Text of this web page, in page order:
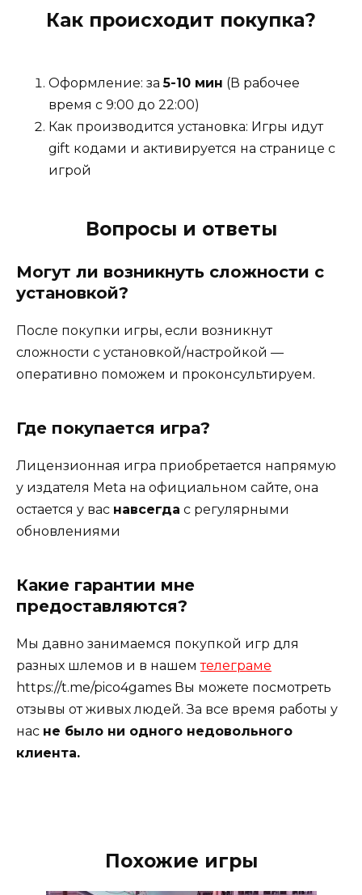
виртуальной реальности, позволяя создать
свое собственное райское место на этом
Как происходит покупка?
Оформление: за5-10 мин (В рабочее
время с 9:00 до 22:00)
Как производится установка: Игры идут
gift кодами и активируется на странице с
игрой
Вопросы и ответы
Могут ли возникнуть сложности с
установкой?
После покупки игры, если возникнут
сложности с установкой/настройкой —
оперативно поможем и проконсультируем.
Где покупается игра?
Лицензионная игра приобретается напрямую
у издателя Meta на официальном сайте, она
остается у вас навсегда с регулярными
обновлениями
Какие гарантии мне
предоставляются?
Мы давно занимаемся покупкой игр для
разных шлемов и в нашемтелеграме
https://t.me/pico4games Вы можете посмотреть
отзывы от живых людей. За все время работы у
нас не было ни одного недовольного
клиента.
Похожие игры